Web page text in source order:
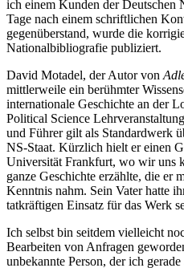
ich einem Kunden der
Tage nach einem schriftlichen
gegenüberstand, wurde die
Nationalbibliografie publiziert.
David Motadel, der Autor von
mittlerweile ein berühmter
internationale Geschichte an der
Political Science
und Führer gilt als Standardwerk
NS-Staat. Kürzlich hielt er einen
Universität Frankfurt, wo wir uns
ganze Geschichte erzählte, die er
Kenntnis nahm. Sein Vater hatte
tatkräftigen Einsatz für das Werk
Ich selbst bin seitdem vielleicht
Bearbeiten von Anfragen
unbekannte Person, der ich